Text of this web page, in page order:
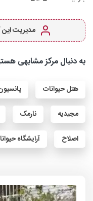
مدیریت
به دنبال مرکز مشابهی
هتل حیوانات
مجیدیه نارمک
اصلاح آرایشگاه